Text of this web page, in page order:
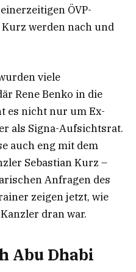
ÖVP-
werden nach und
viele
Rene Benko in die
es nicht nur um Ex-
als Signa-Aufsichtsrat.
auch eng mit dem
Sebastian Kurz –
Anfragen des
zeigen jetzt, wie
dran war.
Abu Dhabi